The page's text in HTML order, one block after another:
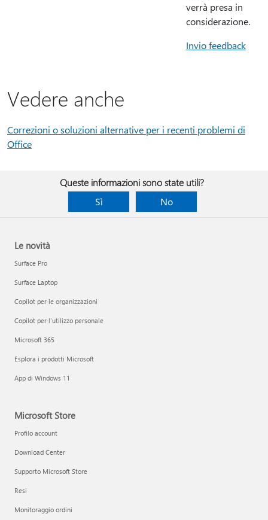
verrà presa in
considerazione.
Invio feedback
Vedere anche
Correzioni o soluzioni alternative per i recenti problemi di
Office
Queste informazioni sono state utili?
Sì
No
Le novità
Surface Pro
Surface Laptop
Copilot per le organizzazioni
Copilot per l'utilizzo personale
Microsoft 365
Esplora i prodotti Microsoft
App di Windows 11
Microsoft Store
Profilo account
Download Center
Supporto Microsoft Store
Resi
Monitoraggio ordini